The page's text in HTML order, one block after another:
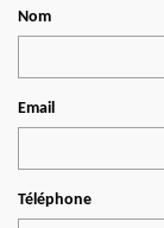
Nom
Email
Téléphone